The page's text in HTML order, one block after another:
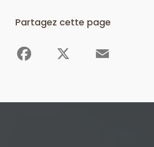
Partagez cette page